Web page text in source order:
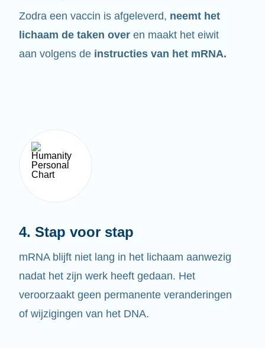
Zodra een vaccin is afgeleverd, neemt het
lichaam de taken over en maakt het eiwit
aan volgens de instructies van het mRNA.
4. Stap voor stap
mRNA blijft niet lang in het lichaam aanwezig
nadat het zijn werk heeft gedaan. Het
veroorzaakt geen permanente veranderingen
of wijzigingen van het DNA.